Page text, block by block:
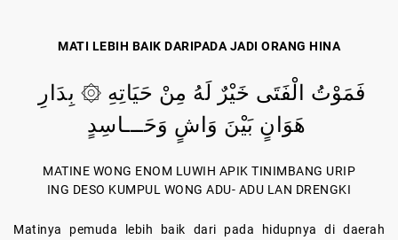
MATI LEBIH BAIK DARIPADA JADI ORANG HINA
MATINE WONG ENOM LUWIH APIK TINIMBANG URIP
ING DESO KUMPUL WONG ADU- ADU LAN DRENGKI
Matinya pemuda lebih baik dari pada hidupnya di daerah